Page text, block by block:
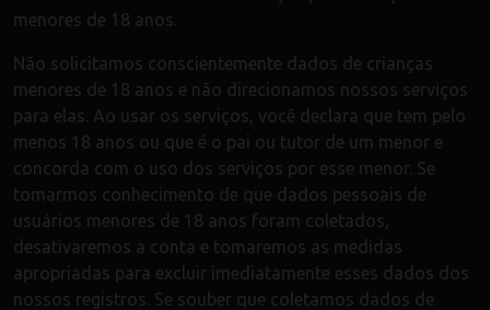
menores de 18 anos.
Não solicitamos conscientemente dados de crianças
menores de 18 anos e não direcionamos nossos serviços
para elas. Ao usar os serviços, você declara que tem pelo
menos 18 anos ou que é o pai ou tutor de um menor e
concorda com o uso dos serviços por esse menor. Se
tomarmos conhecimento de que dados pessoais de
usuários menores de 18 anos foram coletados,
desativaremos a conta e tomaremos as medidas
apropriadas para excluir imediatamente esses dados dos
nossos registros. Se souber que coletamos dados de